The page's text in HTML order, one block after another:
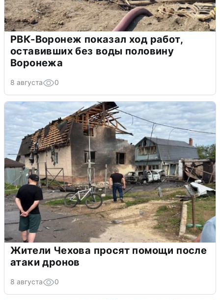
РВК-Воронеж показал ход работ,
оставивших без воды половину
Воронежа
8 августа 0
Жители Чехова просят помощи после
атаки дронов
8 августа 0